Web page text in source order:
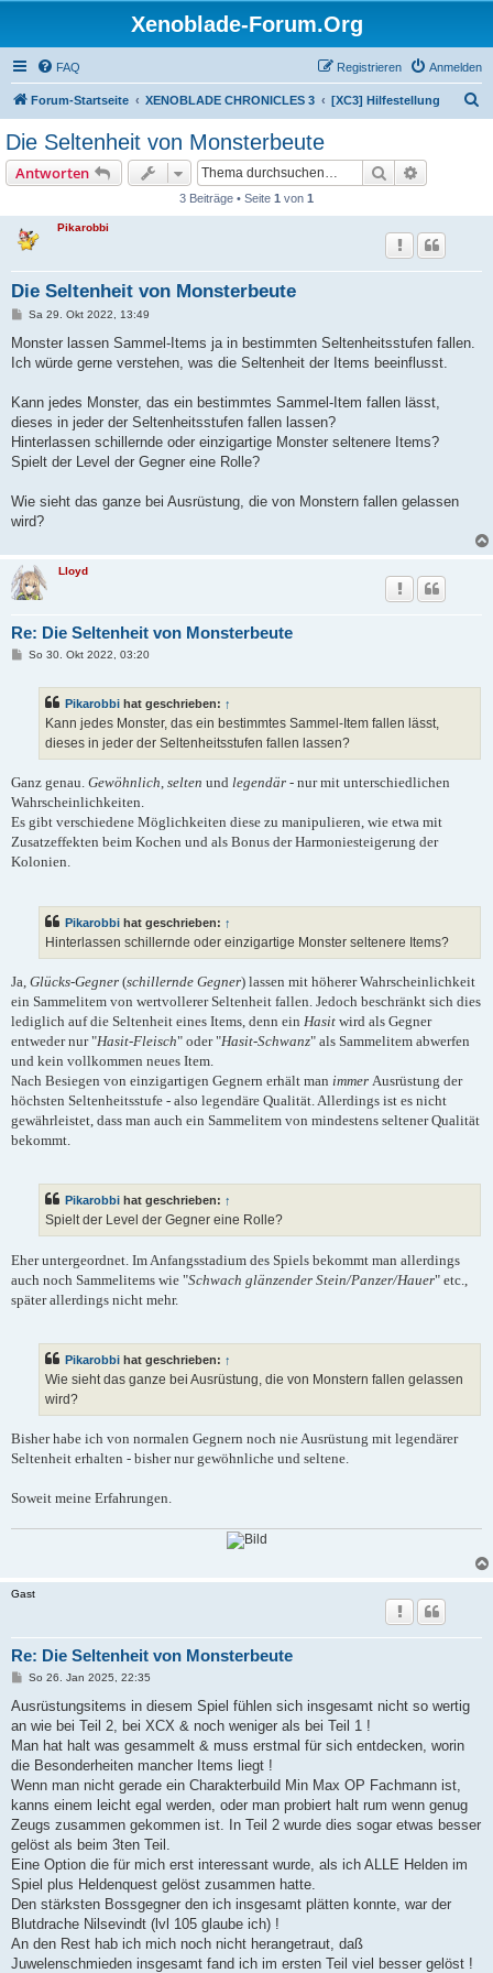
Xenoblade-Forum.Org
FAQ Anmelden
Registrieren
Forum-Startseite XENOBLADE CHRONICLES 3 [XC3] Hilfestellung
Die Seltenheit von Monsterbeute
Antworten Suche
3 Beiträge • Seite 1 von 1
Pikarobbi
Die Seltenheit von Monsterbeute
B
i
r
Sa 29. Okt 2022, 13:49
Monster lassen Sammel-Items ja in bestimmten Seltenheitsstufen fallen.
Ich würde gerne verstehen, was die Seltenheit der Items beeinflusst.
Kann jedes Monster, das ein bestimmtes Sammel-Item fallen lässt,
dieses in jeder der Seltenheitsstufen fallen lassen?
Hinterlassen schillernde oder einzigartige Monster seltenere Items?
Spielt der Level der Gegner eine Rolle?
Wie sieht das ganze bei Ausrüstung, die von Monstern fallen gelassen
wird?
Lloyd
Re: Die Seltenheit von Monsterbeute
BSo 30. Okt 2022, 03:20
Pikarobbi hat geschrieben: ↑
Kann jedes Monster, das ein bestimmtes Sammel-Item fallen lässt,
dieses in jeder der Seltenheitsstufen fallen lassen?
Ganz genau. Gewöhnlich, selten und legendär - nur mit unterschiedlichen
Wahrscheinlichkeiten.
Es gibt verschiedene Möglichkeiten diese zu manipulieren, wie etwa mit
Zusatzeffekten beim Kochen und als Bonus der Harmoniesteigerung der
Kolonien.
Pikarobbi hat geschrieben: ↑
Hinterlassen schillernde oder einzigartige Monster seltenere Items?
Ja, Glücks-Gegner (schillernde Gegner) lassen mit höherer Wahrscheinlichkeit
ein Sammelitem von wertvollerer Seltenheit fallen. Jedoch beschränkt sich dies
lediglich auf die Seltenheit eines Items, denn ein Hasit wird als Gegner
entweder nur "Hasit-Fleisch" oder "Hasit-Schwanz" als Sammelitem abwerfen
und kein vollkommen neues Item.
Nach Besiegen von einzigartigen Gegnern erhält man immer Ausrüstung der
höchsten Seltenheitsstufe - also legendäre Qualität. Allerdings ist es nicht
gewährleistet, dass man auch ein Sammelitem von mindestens seltener Qualität
bekommt.
Pikarobbi hat geschrieben: ↑
Spielt der Level der Gegner eine Rolle?
Eher untergeordnet. Im Anfangsstadium des Spiels bekommt man allerdings
auch noch Sammelitems wie "Schwach glänzender Stein/Panzer/Hauer" etc.,
später allerdings nicht mehr.
Pikarobbi hat geschrieben: ↑
Wie sieht das ganze bei Ausrüstung, die von Monstern fallen gelassen
wird?
Bisher habe ich von normalen Gegnern noch nie Ausrüstung mit legendärer
Seltenheit erhalten - bisher nur gewöhnliche und seltene.
Soweit meine Erfahrungen.
Gast
Re: Die Seltenheit von Monsterbeute
B
r
a
So 26. Jan 2025, 22:35
Ausrüstungsitems in diesem Spiel fühlen sich insgesamt nicht so wertig
an wie bei Teil 2, bei XCX & noch weniger als bei Teil 1 !
Man hat halt was gesammelt & muss erstmal für sich entdecken, worin
die Besonderheiten mancher Items liegt !
Wenn man nicht gerade ein Charakterbuild Min Max OP Fachmann ist,
kanns einem leicht egal werden, oder man probiert halt rum wenn genug
Zeugs zusammen gekommen ist. In Teil 2 wurde dies sogar etwas besser
gelöst als beim 3ten Teil.
Eine Option die für mich erst interessant wurde, als ich ALLE Helden im
Spiel plus Heldenquest gelöst zusammen hatte.
Den stärksten Bossgegner den ich insgesamt plätten konnte, war der
Blutdrache Nilsevindt (lvl 105 glaube ich) !
An den Rest hab ich mich noch nicht herangetraut, daß
Juwelenschmieden insgesamt fand ich im ersten Teil viel besser gelöst !